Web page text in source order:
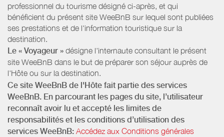
professionnel du tourisme désigné ci-après, et qui
bénéficient du présent site WeeBnB sur lequel sont publiées
ses prestations et de l'information touristique sur la
destination.
Le « Voyageur » désigne l'internaute consultant le présent
site WeeBnB dans le but de préparer son séjour auprès de
l'Hôte ou sur la destination.
Ce site WeeBnB de l'Hôte fait partie des services
WeeBnB. En parcourant les pages du site, l’utilisateur
reconnaît avoir lu et accepté les limites de
responsabilités et les conditions d’utilisation des
services WeeBnB: Accédez aux Conditions générales